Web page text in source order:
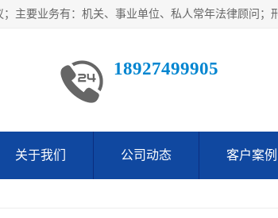
18927499905
关于我们 公司动态 客户案例